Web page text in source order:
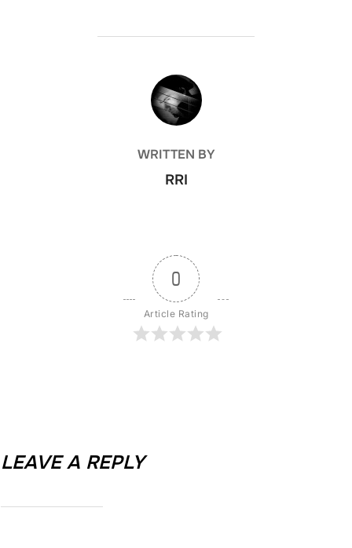
POST AUTHOR
WRITTEN BY
RRI
0
Article Rating
LEAVE A REPLY